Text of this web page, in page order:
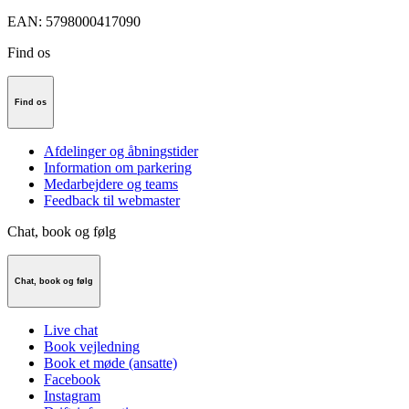
EAN: 5798000417090
Find os
Find os
Afdelinger og åbningstider
Information om parkering
Medarbejdere og teams
Feedback til webmaster
Chat, book og følg
Chat, book og følg
Live chat
Book vejledning
Book et møde (ansatte)
Facebook
Instagram